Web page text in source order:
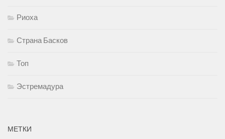
Риоха
Страна Басков
Топ
Эстремадура
МЕТКИ